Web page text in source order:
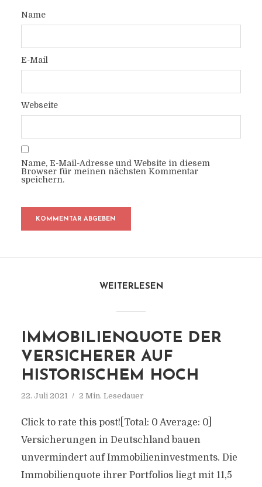
Name
E-Mail
Webseite
Name, E-Mail-Adresse und Website in diesem
Browser für meinen nächsten Kommentar
speichern.
WEITERLESEN
IMMOBILIENQUOTE DER
VERSICHERER AUF
HISTORISCHEM HOCH
22. Juli 2021 2 Min. Lesedauer
Click to rate this post![Total: 0 Average: 0]
Versicherungen in Deutschland bauen
unvermindert auf Immobilieninvestments. Die
Immobilienquote ihrer Portfolios liegt mit 11,5